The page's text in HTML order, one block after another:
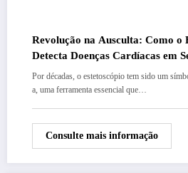
Revolução na Ausculta: Como o
Detecta Doenças Cardíacas em
Por décadas, o estetoscópio tem sido um
a, uma ferramenta essencial que…
Consulte mais informação